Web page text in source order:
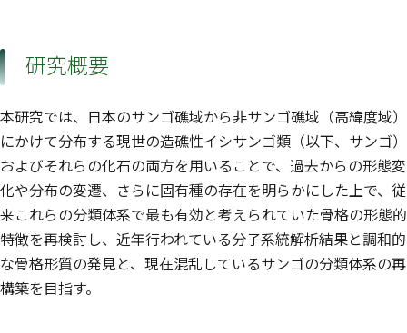
研究概要
本研究では、日本のサンゴ礁域から非サンゴ礁域（高緯度域）
にかけて分布する現世の造礁性イシサンゴ類（以下、サンゴ）
およびそれらの化石の両方を用いることで、過去からの形態変
化や分布の変遷、さらに固有種の存在を明らかにした上で、従
来これらの分類体系で最も有効と考えられていた骨格の形態的
特徴を再検討し、近年行われている分子系統解析結果と調和的
な骨格形質の発見と、現在混乱しているサンゴの分類体系の再
構築を目指す。